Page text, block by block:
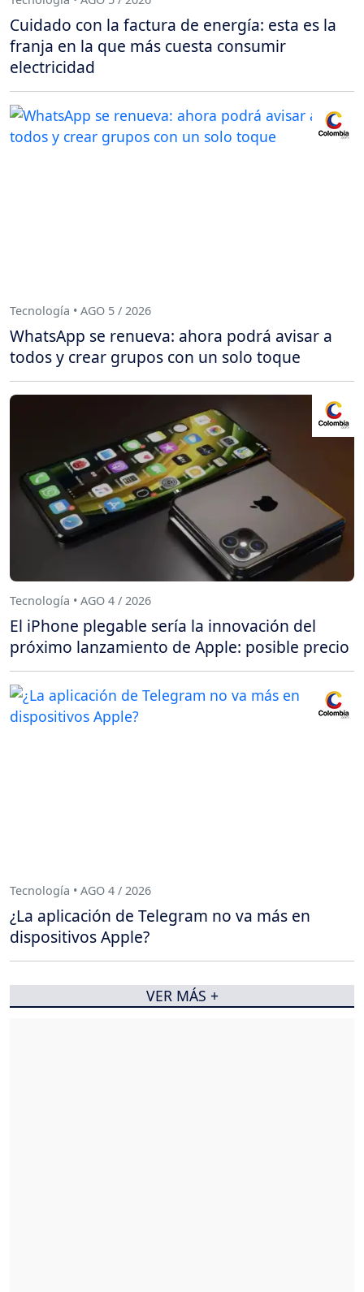
Cuidado con la factura de energía: esta es la
franja en la que más cuesta consumir
electricidad
Tecnología • AGO 5 / 2026
WhatsApp se renueva: ahora podrá avisar a
todos y crear grupos con un solo toque
Tecnología • AGO 4 / 2026
El iPhone plegable sería la innovación del
próximo lanzamiento de Apple: posible precio
Tecnología • AGO 4 / 2026
¿La aplicación de Telegram no va más en
dispositivos Apple?
VER MÁS +